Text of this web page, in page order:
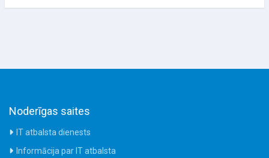
Noderīgas saites
IT atbalsta dienests
Informācija par IT atbalsta